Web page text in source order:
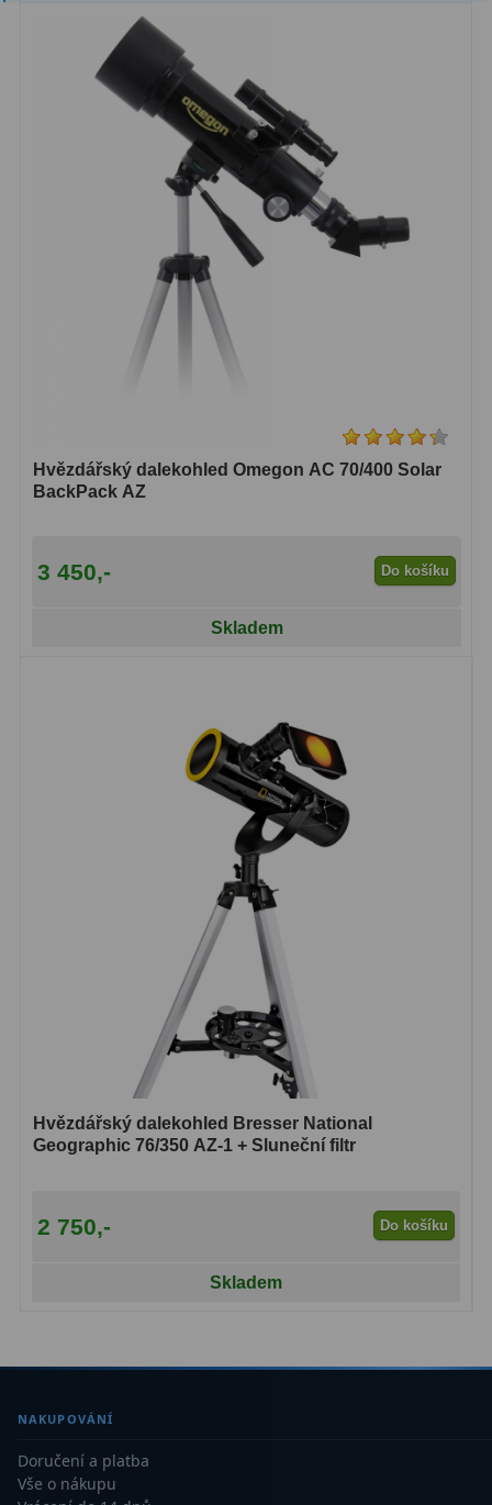
Hvězdářský dalekohled Omegon AC 70/400 Solar
BackPack AZ
3 450,- Do košíku
Skladem
Hvězdářský dalekohled Bresser National
Geographic 76/350 AZ-1 + Sluneční filtr
2 750,- Do košíku
Skladem
NAKUPOVÁNÍ
Doručení a platba
Vše o nákupu